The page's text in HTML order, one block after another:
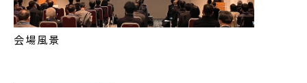
会場風景